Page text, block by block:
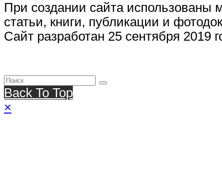
При создании сайта
статьи, книги, публикации и
Сайт разработан 25 сентября 2019
Back To Top
×